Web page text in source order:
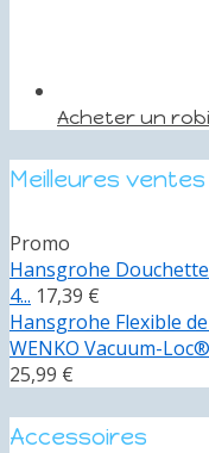
Acheter un
Meilleures
Promo
Hansgrohe
4... 17,39 €
Hansgrohe Flexible
WENKO Vacuum-
25,99 €
Accessoires